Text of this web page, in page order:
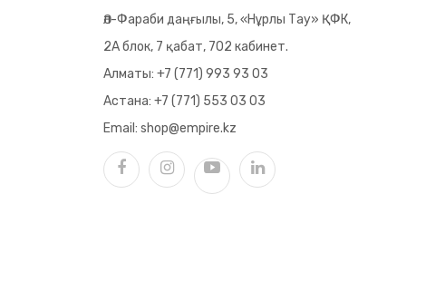
Әл-Фараби даңғылы, 5, «Нұрлы Тау» ҚФК,
2А блок, 7 қабат, 702 кабинет.
Алматы: +7 (771) 993 93 03
Астана: +7 (771) 553 03 03
Email: shop@empire.kz